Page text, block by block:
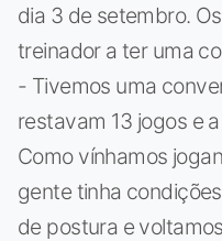
dia 3 de setembro.
treinador a ter uma
- Tivemos uma
restavam 13 jogos e
Como vínhamos
gente tinha
de postura e